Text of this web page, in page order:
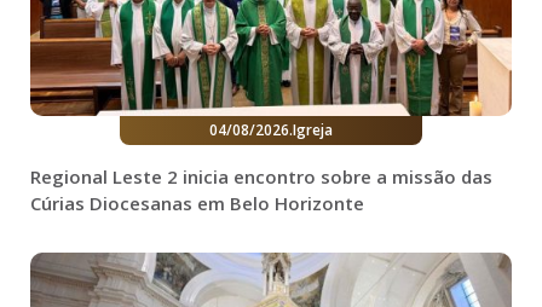
04/08/2026.Igreja
Regional Leste 2 inicia encontro sobre a missão das
Cúrias Diocesanas em Belo Horizonte